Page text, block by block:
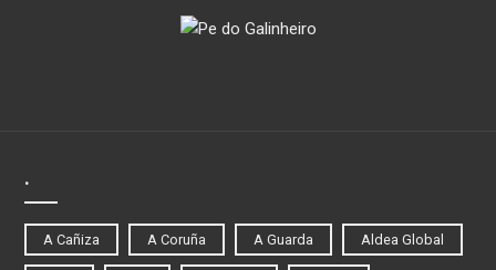
.
A Cañiza A Coruña A Guarda Aldea Global